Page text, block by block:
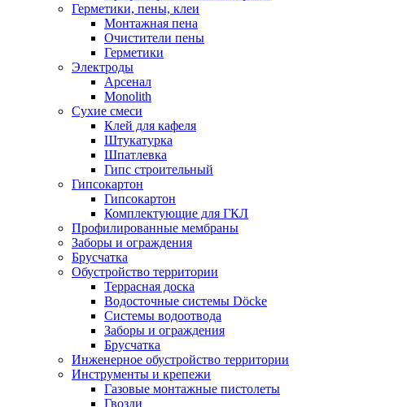
Герметики, пены, клеи
Монтажная пена
Очистители пены
Герметики
Электроды
Арсенал
Monolith
Сухие смеси
Клей для кафеля
Штукатурка
Шпатлевка
Гипс строительный
Гипсокартон
Гипсокартон
Комплектующие для ГКЛ
Профилированные мембраны
Заборы и ограждения
Брусчатка
Обустройство территории
Террасная доска
Водосточные системы Döcke
Системы водоотвода
Заборы и ограждения
Брусчатка
Инженерное обустройство территории
Инструменты и крепежи
Газовые монтажные пистолеты
Гвозди